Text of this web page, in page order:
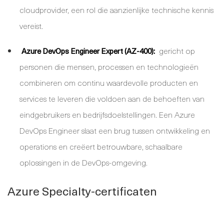
cloudprovider, een rol die aanzienlijke technische kennis
vereist.
Azure DevOps Engineer Expert (AZ-400): gericht op
personen die mensen, processen en technologieën
combineren om continu waardevolle producten en
services te leveren die voldoen aan de behoeften van
eindgebruikers en bedrijfsdoelstellingen. Een Azure
DevOps Engineer slaat een brug tussen ontwikkeling en
operations en creëert betrouwbare, schaalbare
oplossingen in de DevOps-omgeving.
Azure Specialty-certificaten